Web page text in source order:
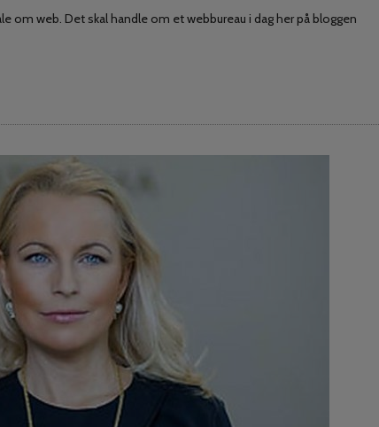
om web. Det skal handle om et webbureau i dag her på bloggen